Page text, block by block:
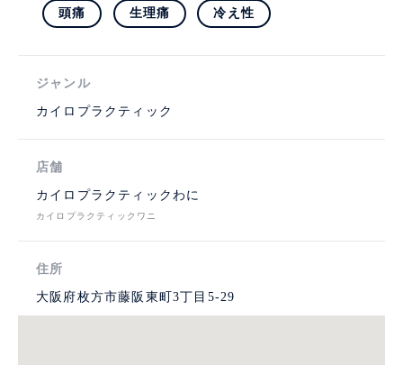
頭痛 生理痛 冷え性
ジャンル
カイロプラクティック
店舗
カイロプラクティックわに
カイロプラクティックワニ
住所
大阪府枚方市藤阪東町3丁目5-29